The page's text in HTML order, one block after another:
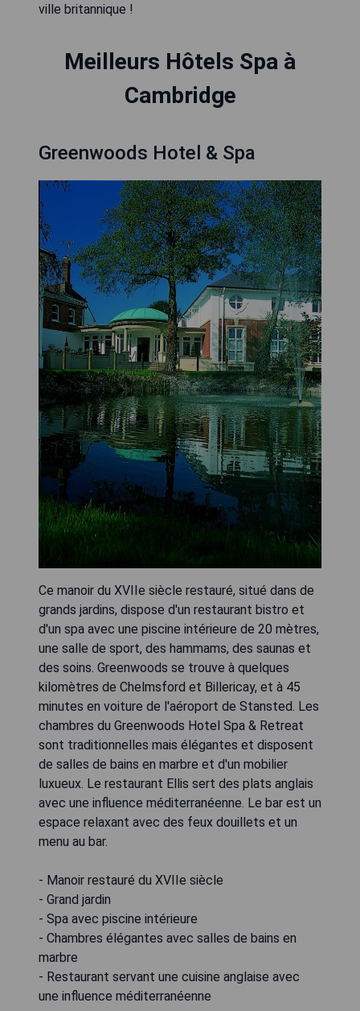
ville britannique !
Meilleurs Hôtels Spa à
Cambridge
Greenwoods Hotel & Spa
Ce manoir du XVIIe siècle restauré, situé dans de
grands jardins, dispose d'un restaurant bistro et
d'un spa avec une piscine intérieure de 20 mètres,
une salle de sport, des hammams, des saunas et
des soins. Greenwoods se trouve à quelques
kilomètres de Chelmsford et Billericay, et à 45
minutes en voiture de l'aéroport de Stansted. Les
chambres du Greenwoods Hotel Spa & Retreat
sont traditionnelles mais élégantes et disposent
de salles de bains en marbre et d'un mobilier
luxueux. Le restaurant Ellis sert des plats anglais
avec une influence méditerranéenne. Le bar est un
espace relaxant avec des feux douillets et un
menu au bar.
- Manoir restauré du XVIIe siècle
- Grand jardin
- Spa avec piscine intérieure
- Chambres élégantes avec salles de bains en
marbre
- Restaurant servant une cuisine anglaise avec
une influence méditerranéenne